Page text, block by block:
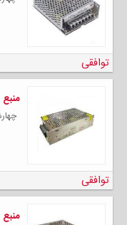
توافقی
منبع
چهارشنبه
توافقی
منبع